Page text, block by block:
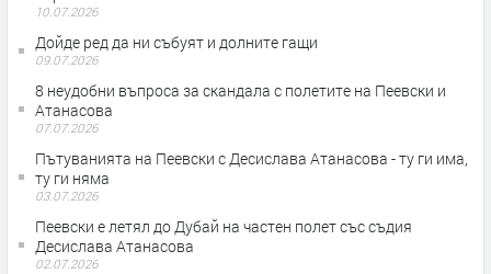
10.07.2026
Дойде ред да ни събуят и долните гащи
09.07.2026
8 неудобни въпроса за скандала с полетите на Пеевски и
Атанасова
07.07.2026
Пътуванията на Пеевски с Десислава Атанасова - ту ги има,
ту ги няма
03.07.2026
Пеевски е летял до Дубай на частен полет със съдия
Десислава Атанасова
02.07.2026